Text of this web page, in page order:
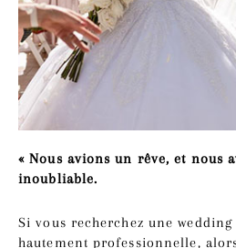
« Nous avions un rêve, et nous
inoubliable.
Si vous recherchez une
hautement professionnelle,